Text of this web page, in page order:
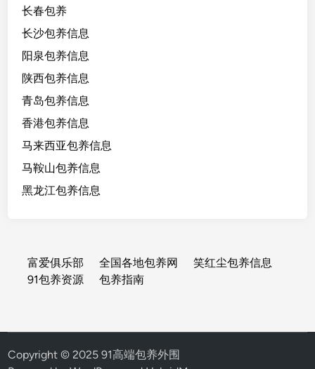
长春包养
长沙包养信息
阳泉包养信息
陕西包养信息
青岛包养信息
香港包养信息
马来西亚包养信息
马鞍山包养信息
黑龙江包养信息
富爱俱乐部 全国各地包养网
笑红尘包养信息
91包养资源
包养指南
Copyright © 2025 91高端包养外围